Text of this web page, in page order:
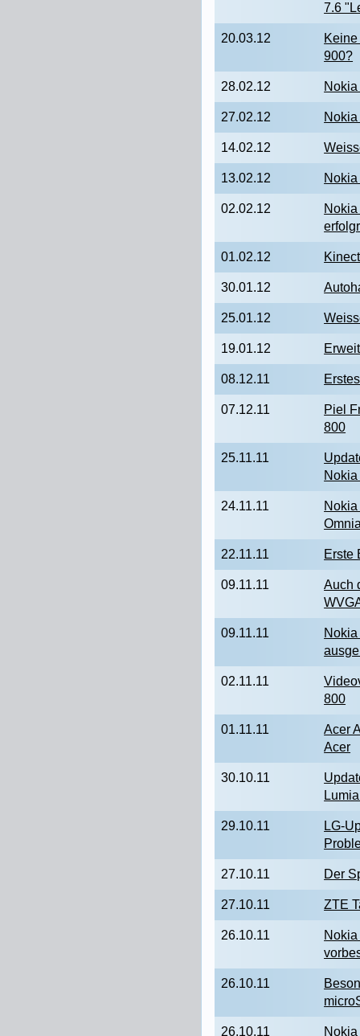
7.6
20.03.12
900?
28.02.12
27.02.12
14.02.12
13.02.12
02.02.12
01.02.12
30.01.12
25.01.12
19.01.12
08.12.11
07.12.11
Piel
800
25.11.11
24.11.11
22.11.11 Erste
09.11.11
Auch
09.11.11
02.11.11
800
01.11.11
Acer
Acer
30.10.11
29.10.11
LG-
27.10.11 Der
27.10.11 ZTE
26.10.11
26.10.11
26.10.11